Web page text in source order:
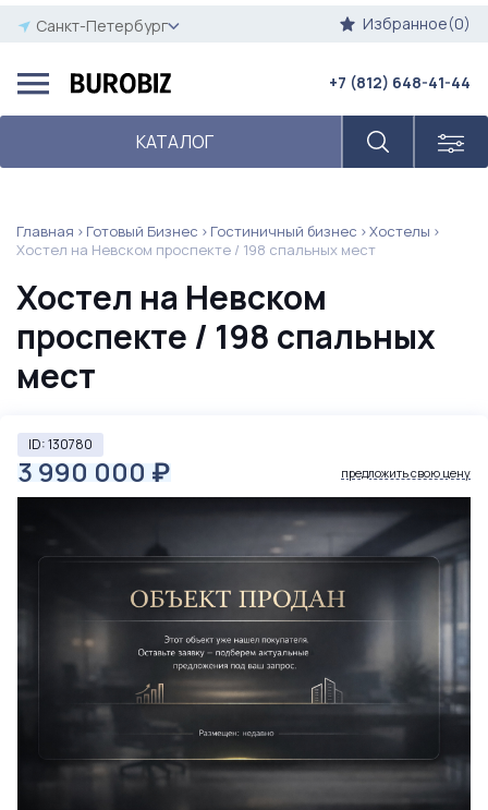
Санкт-Петербург Избранное(0)
КАТАЛОГ
+7 (812) 648-41-44
Главная Готовый Бизнес Гостиничный бизнес
Хостелы
Хостел на Невском проспекте / 198 спальных мест
Хостел на Невском
проспекте / 198 спальных
мест
ID: 130780
3 990 000 ₽ предложить свою цену